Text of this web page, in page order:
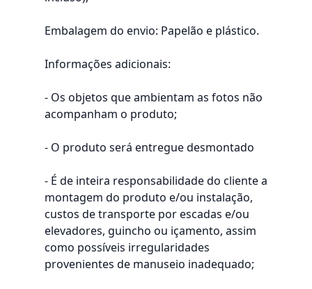
Embalagem do envio: Papelão e plástico.
Informações adicionais:
- Os objetos que ambientam as fotos não
acompanham o produto;
- O produto será entregue desmontado
- É de inteira responsabilidade do cliente a
montagem do produto e/ou instalação,
custos de transporte por escadas e/ou
elevadores, guincho ou içamento, assim
como possíveis irregularidades
provenientes de manuseio inadequado;